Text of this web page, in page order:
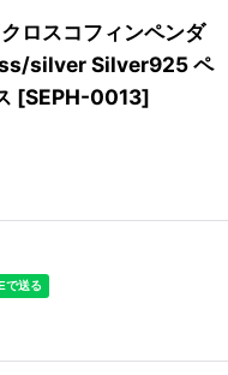
ロスコフィンペンダ
silver Silver925 ペ
[SEPH-0013]